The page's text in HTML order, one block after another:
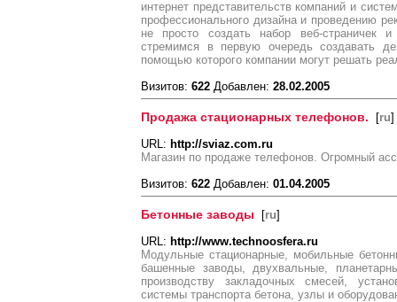
интернет представительств компаний и
профессионального дизайна и проведению
не просто создать набор веб-страничек
стремимся в первую очередь создавать
помощью которого компании могут решать
Визитов: 622 Добавлен: 28.02.2005
Продажа стационарных телефонов. [ru]
URL: http://sviaz.com.ru
Магазин по продаже телефонов. Огромный
Визитов: 622 Добавлен: 01.04.2005
Бетонные заводы [ru]
URL: http://www.technoosfera.ru
Модульные стационарные, мобильные
башенные заводы, двухвальные,
производству закладочных смесей,
системы транспорта бетона, узлы и